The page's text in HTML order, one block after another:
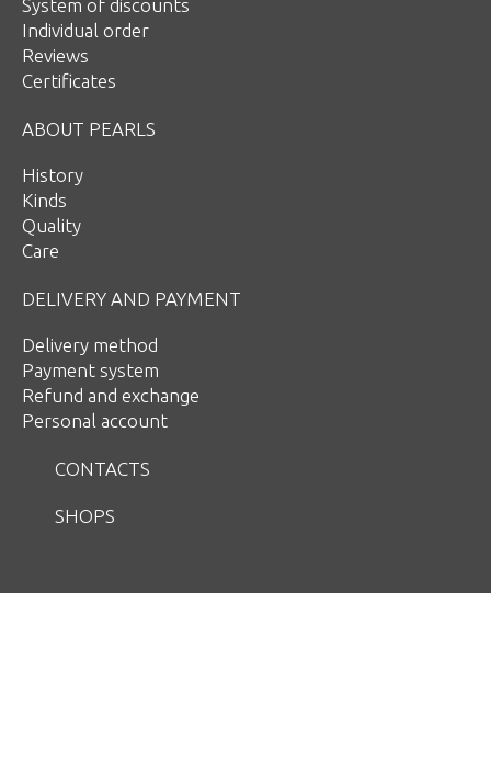
System of discounts
Individual order
Reviews
Certificates
ABOUT PEARLS
History
Kinds
Quality
Care
DELIVERY AND PAYMENT
Delivery method
Payment system
Refund and exchange
Personal account
CONTACTS
SHOPS